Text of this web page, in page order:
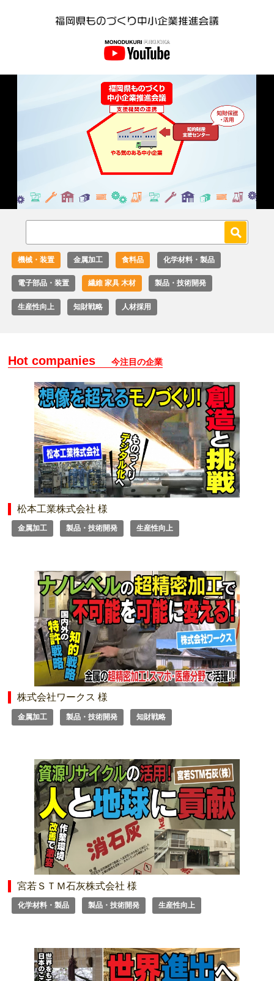
Unmute Loaded :
機械・装置 金属加工 食料品 化学材料・製品
電子部品・装置 繊維 家具 木材 製品・技術開発
生産性向上 知財戦略 人材採用
Hot companies 今注目の企業
松本工業株式会社 様
金属加工 製品・技術開発 生産性向上
株式会社ワークス 様
金属加工 製品・技術開発 知財戦略
宮若ＳＴＭ石灰株式会社 様
化学材料・製品 製品・技術開発 生産性向上